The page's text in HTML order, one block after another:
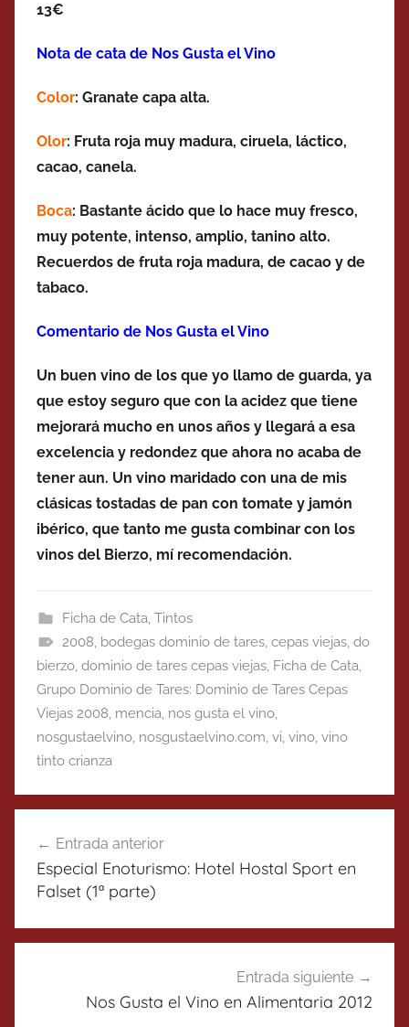
13€
Nota de cata de Nos Gusta el Vino
Color: Granate capa alta.
Olor: Fruta roja muy madura, ciruela, láctico,
cacao, canela.
Boca: Bastante ácido que lo hace muy fresco,
muy potente, intenso, amplio, tanino alto.
Recuerdos de fruta roja madura, de cacao y de
tabaco.
Comentario de Nos Gusta el Vino
Un buen vino de los que yo llamo de guarda, ya
que estoy seguro que con la acidez que tiene
mejorará mucho en unos años y llegará a esa
excelencia y redondez que ahora no acaba de
tener aun. Un vino maridado con una de mis
clásicas tostadas de pan con tomate y jamón
ibérico, que tanto me gusta combinar con los
vinos del Bierzo, mí recomendación.
Ficha de Cata, Tintos
2008, bodegas dominio de tares, cepas viejas, do
bierzo, dominio de tares cepas viejas, Ficha de Cata,
Grupo Dominio de Tares: Dominio de Tares Cepas
Viejas 2008, mencia, nos gusta el vino,
nosgustaelvino, nosgustaelvino.com, vi, vino, vino
tinto crianza
de
entradas
Entrada anterior
Especial Enoturismo: Hotel Hostal Sport en
Falset (1ª parte)
Entrada siguiente
Nos Gusta el Vino en Alimentaria 2012